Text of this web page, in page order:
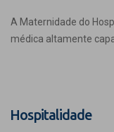
A Maternidade do
médica altamente
Hospitalidade